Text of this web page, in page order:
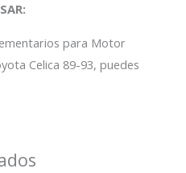
para Motor
Celica 89-93, puedes